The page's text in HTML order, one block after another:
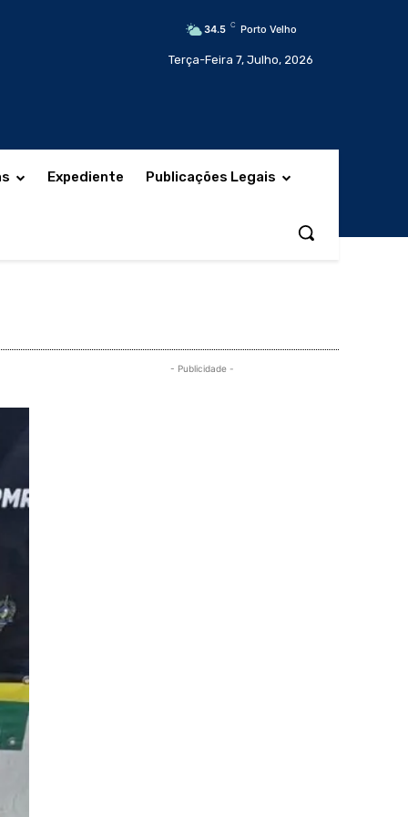
34.5 C Porto Velho
Terça-Feira 7, Julho, 2026
Expediente Publicações Legais
- Publicidade -